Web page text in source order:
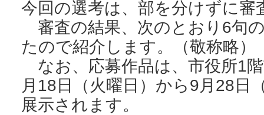
今回の選考は、部を分けずに審
審査の結果、次のとおり6句
たので紹介します。（敬称略）
なお、応募作品は、市役所1
月18日（火曜日）から9月28日
展示されます。